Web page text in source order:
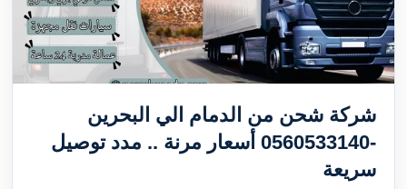
شركة شحن من الدمام الي البحرين
-0560533140 أسعار مرنة .. مدد توصيل
سريعة